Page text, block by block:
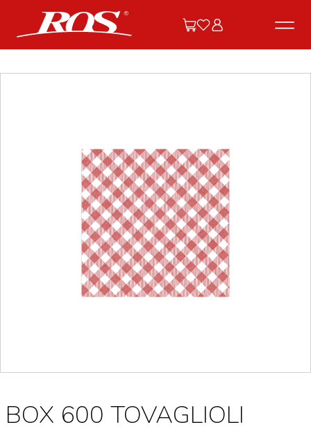
BOX 600 TOVAGLIOLI